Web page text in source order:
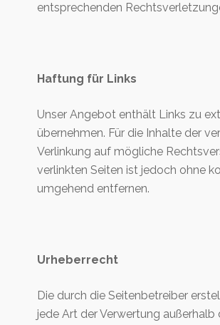
entsprechenden
Haftung für Links
Unser Angebot enthält Links zu
übernehmen. Für die Inhalte der
Verlinkung auf mögliche
verlinkten Seiten ist jedoch ohne
umgehend entfernen.
Urheberrecht
Die durch die Seitenbetreiber
jede Art der Verwertung